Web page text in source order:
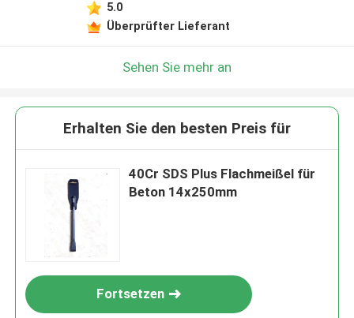
5.0
Überprüfter Lieferant
Sehen Sie mehr an
Erhalten Sie den besten Preis für
40Cr SDS Plus Flachmeißel für
Beton 14x250mm
Fortsetzen